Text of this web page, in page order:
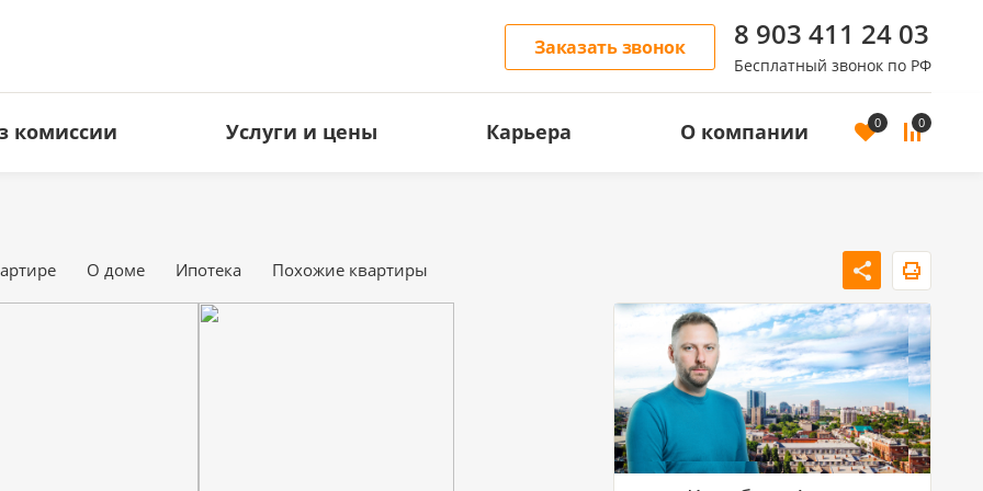
Заказать звонок 8 903 411 24 03
Бесплатный звонок по РФ
Офисы
комиссии Услуги и цены Карьера О компании 0 0
О доме Ипотека Похожие квартиры